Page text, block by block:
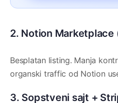
2. Notion Marketplace
Besplatan listing. Manja
organski traffic od Notion
3. Sopstveni sajt +